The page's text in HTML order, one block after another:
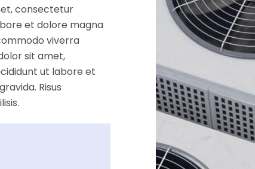
consectetur
et dolore magna
viverra
sit amet,
ut labore et
Risus